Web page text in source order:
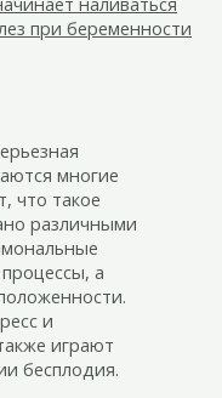
при беременности
многие
что такое
различными
а
и
играют
бесплодия.